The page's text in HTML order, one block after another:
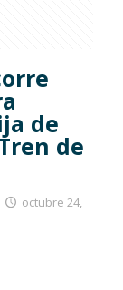
de
de
octubre 24,